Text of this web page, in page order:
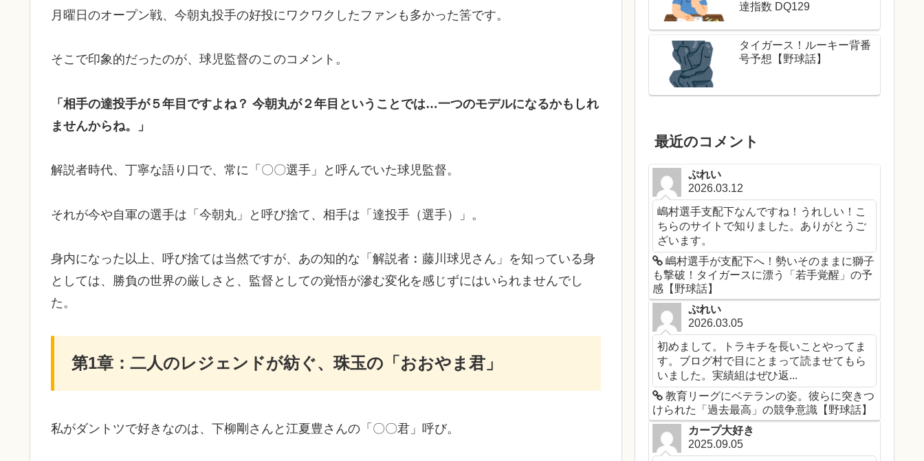
​月曜日のオープン戦、今朝丸投手の好投にワクワクしたファンも多かった筈です。
​そこで印象的だったのが、球児監督のこのコメント。
「相手の達投手が５年目ですよね？ 今朝丸が２年目ということでは…一つのモデルになるかもしれ
ませんからね。」
​解説者時代、丁寧な語り口で、常に「〇〇選手」と呼んでいた球児監督。
それが今や自軍の選手は「今朝丸」と呼び捨て、相手は「達投手（選手）」。
​身内になった以上、呼び捨ては当然ですが、あの知的な「解説者︰藤川球児さん」を知っている身
としては、勝負の世界の厳しさと、監督としての覚悟が滲む変化を感じずにはいられませんでし
た。
第1章：二人のレジェンドが紡ぐ、珠玉の「おおやま君」
​私がダントツで好きなのは、下柳剛さんと江夏豊さんの「〇〇君」呼び。
達指数 DQ129
タイガース！ルーキー背番
号予想【野球話】
最近のコメント
ぷれい
2026.03.12
嶋村選手支配下なんですね！うれしい！こ
ちらのサイトで知りました。ありがとうご
ざいます。
嶋村選手が支配下へ！勢いそのままに獅子
も撃破！タイガースに漂う「若手覚醒」の予
感【野球話】
ぷれい
2026.03.05
初めまして。トラキチを長いことやってま
す。ブログ村で目にとまって読ませてもら
いました。実績組はぜひ返...
教育リーグにベテランの姿。彼らに突きつ
けられた「過去最高」の競争意識【野球話】
カープ大好き
2025.09.05